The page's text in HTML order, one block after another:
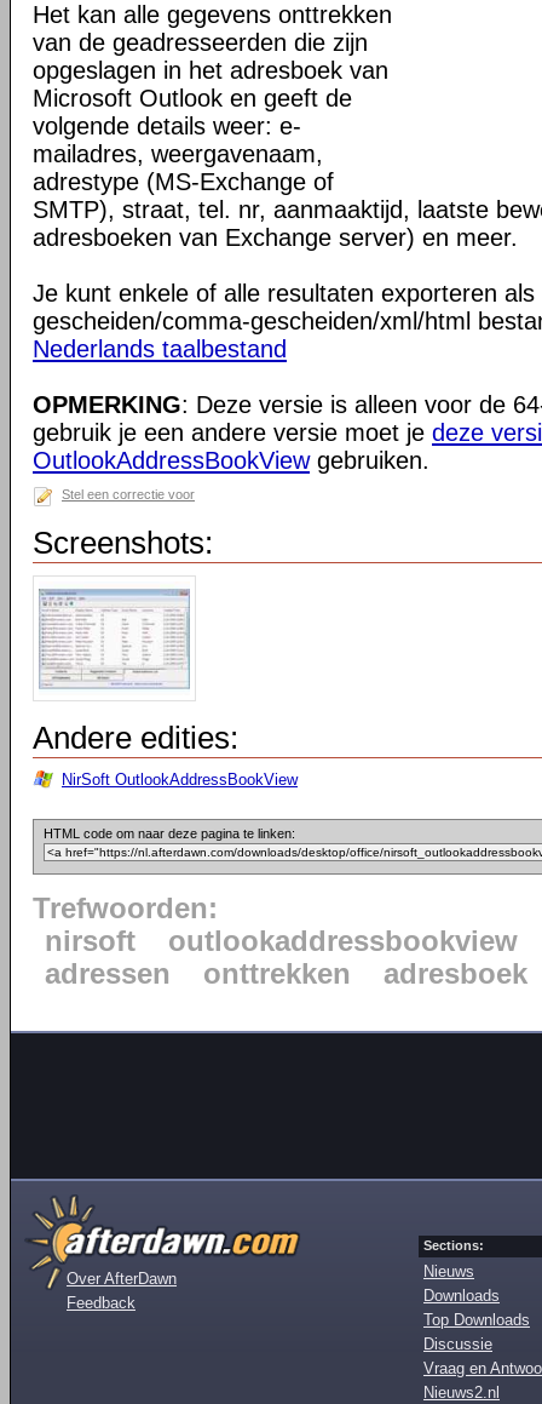
Het kan alle gegevens onttrekken
van de geadresseerden die zijn
opgeslagen in het adresboek van
Microsoft Outlook en geeft de
volgende details weer: e-
mailadres, weergavenaam,
adrestype (MS-Exchange of
SMTP), straat, tel. nr, aanmaaktijd, laatste
adresboeken van Exchange server) en meer.
Je kunt enkele of alle resultaten exporteren als
gescheiden/comma-gescheiden/xml/html
Nederlands taalbestand
OPMERKING: Deze versie is alleen voor de
gebruik je een andere versie moet je deze
OutlookAddressBookViewgebruiken.
Stel een correctie voor
Screenshots:
Andere edities:
NirSoft OutlookAddressBookView
HTML code om naar deze pagina te linken:
Trefwoorden:
nirsoft
outlookaddressbookview
adressen
onttrekken adresboek
Over AfterDawn
Feedback
Sections:
Nieuws
Downloads
Top Downloads
Discussie
Vraag en
Nieuws2.nl